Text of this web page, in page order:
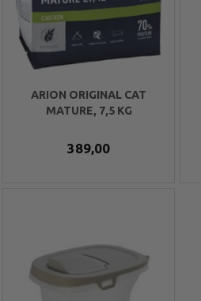
ARION ORIGINAL CAT
MATURE, 7,5 KG
389,00